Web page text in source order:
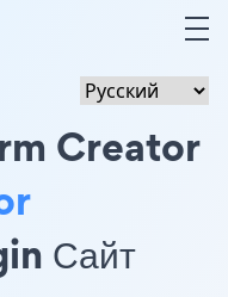
Creator
Сайт